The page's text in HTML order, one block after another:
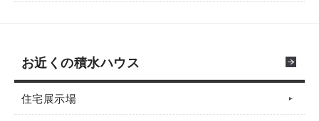
お近くの積水ハウス
住宅展示場